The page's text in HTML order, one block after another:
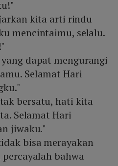
kita arti rindu
mencintaimu, selalu.
dapat mengurangi
Selamat Hari
bersatu, hati kita
Selamat Hari
jiwaku."
bisa merayakan
bahwa